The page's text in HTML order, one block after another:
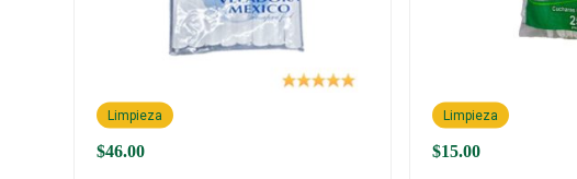
$46.00
Limpieza
$15.00
Limpieza